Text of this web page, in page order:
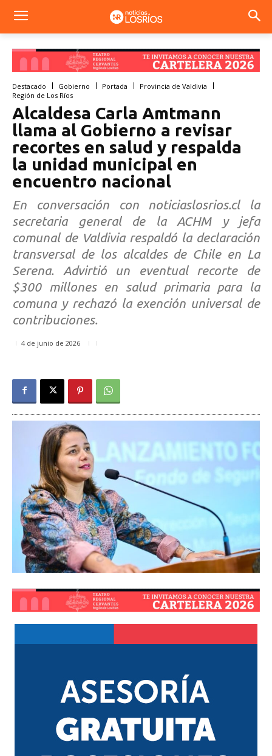
Destacado Gobierno Portada
Provincia de Valdivia
Región de Los Ríos
Alcaldesa Carla Amtmann
llama al Gobierno a revisar
recortes en salud y respalda
la unidad municipal en
encuentro nacional
En conversación con noticiaslosrios.cl la
secretaria general de la ACHM y jefa
comunal de Valdivia respaldó la declaración
transversal de los alcaldes de Chile en La
Serena. Advirtió un eventual recorte de
$300 millones en salud primaria para la
comuna y rechazó la exención universal de
contribuciones.
4 de junio de 2026